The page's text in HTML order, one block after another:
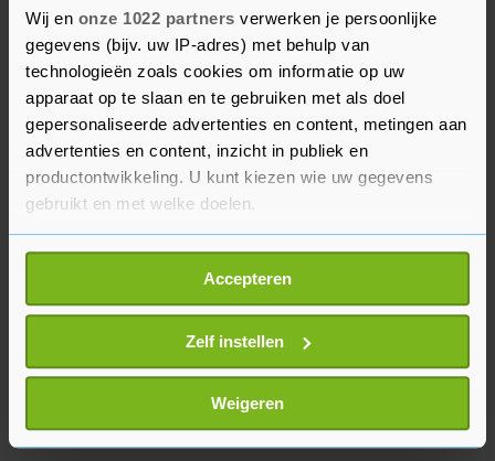
Wij en onze 1022 partners verwerken je persoonlijke
gegevens (bijv. uw IP-adres) met behulp van
technologieën zoals cookies om informatie op uw
apparaat op te slaan en te gebruiken met als doel
gepersonaliseerde advertenties en content, metingen aan
advertenties en content, inzicht in publiek en
productontwikkeling. U kunt kiezen wie uw gegevens
gebruikt en met welke doelen.
Als u het toestaat, willen we ook graag:
Informatie verzamelen over uw geografische
locatie, die tot een paar meter nauwkeurig kan zijn
Uw apparaat identificeren door het actief te
scannen op specifieke eigenschappen (fingerprinting)
Lees meer over hoe uw persoonlijke gegevens worden
verwerkt en stel uw voorkeuren in het
U kunt uw toestemming op elk moment wijzigen of
Accepteren
Zelf instellen
Weigeren
7. (3) David Van Reybrouck - Revolusi
8. (9) Lucinda Riley - De zilverboom
9. (10) Yotam Ottolenghi - Flavour
10. (8) Youp van 't Hek - In corontaine